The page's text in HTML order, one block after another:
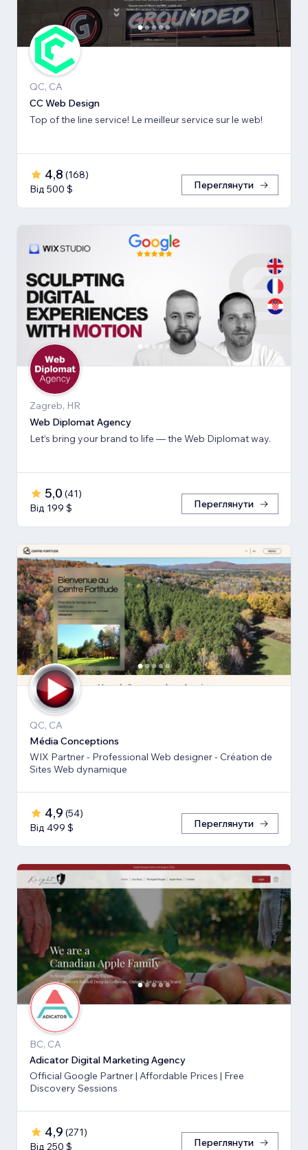
QC, CA
CC Web Design
Top of the line service! Le meilleur service sur le web!
4,8 (168)
Від 500 $
Переглянути
Zagreb, HR
Web Diplomat Agency
Let’s bring your brand to life — the Web Diplomat way.
5,0 (41)
Від 199 $
Переглянути
QC, CA
Média Conceptions
WIX Partner - Professional Web designer - Création de
Sites Web dynamique
4,9 (54)
Від 499 $
Переглянути
BC, CA
Adicator Digital Marketing Agency
Official Google Partner | Affordable Prices | Free
Discovery Sessions
4,9 (271)
Від 250 $
Переглянути